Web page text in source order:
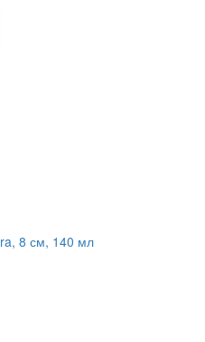
8 см, 140 мл